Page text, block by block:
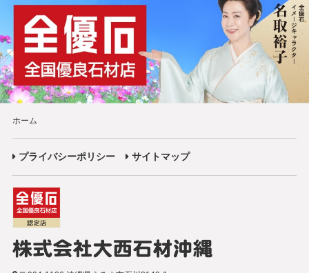
ホーム
プライバシーポリシー サイトマップ